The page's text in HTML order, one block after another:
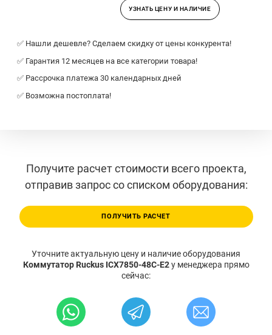
УЗНАТЬ ЦЕНУ И НАЛИЧИЕ
✅ Нашли дешевле? Сделаем скидку от цены конкурента!
✅ Гарантия 12 месяцев на все категории товара!
✅ Рассрочка платежа 30 календарных дней
✅ Возможна постоплата!
Получите расчет стоимости всего проекта,
отправив запрос со списком оборудования:
ПОЛУЧИТЬ РАСЧЕТ
Уточните актуальную цену и наличие оборудования
Коммутатор Ruckus ICX7850-48C-E2у менеджера прямо
сейчас: